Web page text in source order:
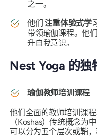
之一。
他们注重体验式学
带领瑜伽课程。他
升自我意识。
Nest Yoga 的独
瑜伽教师培训课程
他们全面的教师培训课
（Koshas）传统概念为
可以分为五个层次或鞘，